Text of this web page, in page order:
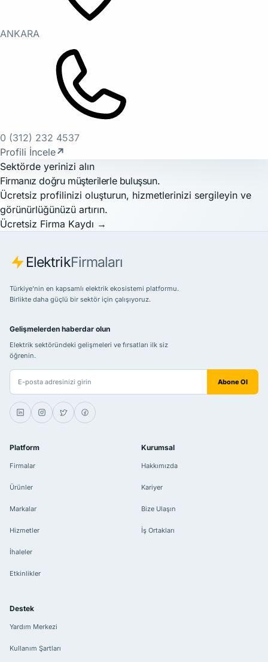
ANKARA
0 (312) 232 4537
Profili İncele↗
Sektörde yerinizi alın
Firmanız doğru müşterilerle buluşsun.
Ücretsiz profilinizi oluşturun, hizmetlerinizi sergileyin ve
görünürlüğünüzü artırın.
Ücretsiz Firma Kaydı →
ElektrikFirmaları
Türkiye’nin en kapsamlı elektrik ekosistemi platformu.
Birlikte daha güçlü bir sektör için çalışıyoruz.
Gelişmelerden haberdar olun
Elektrik sektöründeki gelişmeleri ve fırsatları ilk siz
öğrenin.
E-posta adresiniz Abone Ol
Platform
Firmalar
Ürünler
Markalar
Hizmetler
İhaleler
Etkinlikler
Kurumsal
Hakkımızda
Kariyer
Bize Ulaşın
İş Ortakları
Destek
Yardım Merkezi
Kullanım Şartları